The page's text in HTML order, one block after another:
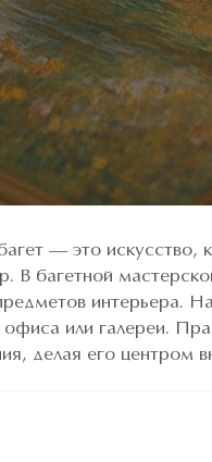
— это искусство,
В багетной
интерьера.
или галереи.
делая его центром